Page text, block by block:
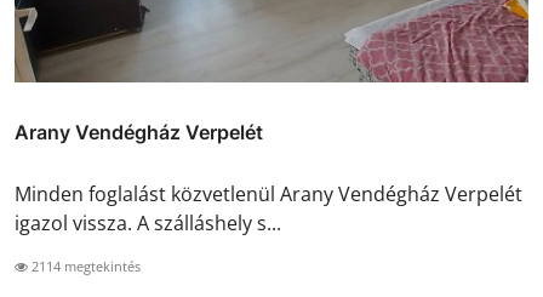
Arany Vendégház Verpelét
Minden foglalást közvetlenül Arany Vendégház Verpelét
igazol vissza. A szálláshely s...
2114 megtekintés